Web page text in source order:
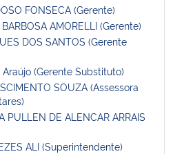
FONSECA (Gerente)
AMORELLI (Gerente)
DOS SANTOS (Gerente
(Gerente Substituto)
SOUZA (Assessora
PULLEN DE ALENCAR ARRAIS
ALI (Superintendente)